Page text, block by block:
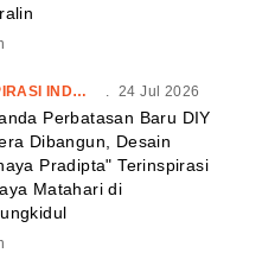
INSPIRASI INDONESIA . 24 Jul 2026
Perbatasan Baru DIY
Dibangun, Desain
Pradipta" Terinspirasi
Matahari di